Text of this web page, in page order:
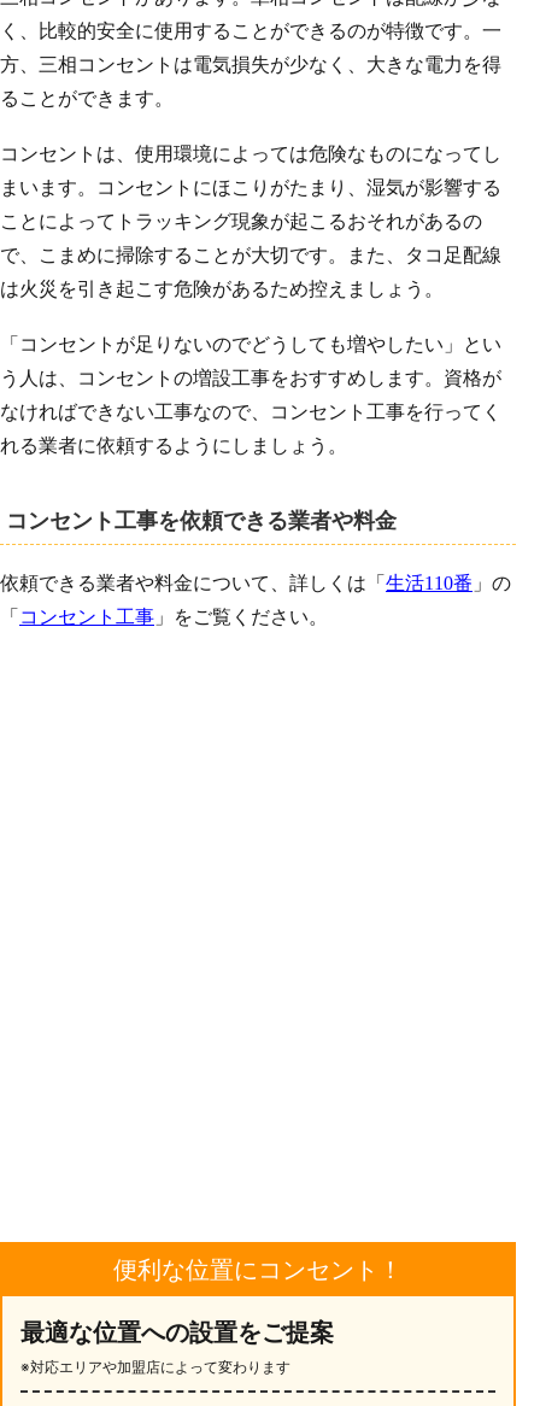
く、比較的安全に使用することができるのが特徴です。一
方、三相コンセントは電気損失が少なく、大きな電力を得
ることができます。
コンセントは、使用環境によっては危険なものになってし
まいます。コンセントにほこりがたまり、湿気が影響する
ことによってトラッキング現象が起こるおそれがあるの
で、こまめに掃除することが大切です。また、タコ足配線
は火災を引き起こす危険があるため控えましょう。
「コンセントが足りないのでどうしても増やしたい」とい
う人は、コンセントの増設工事をおすすめします。資格が
なければできない工事なので、コンセント工事を行ってく
れる業者に依頼するようにしましょう。
コンセント工事を依頼できる業者や料金
依頼できる業者や料金について、詳しくは「 生活110番 」の
「 コンセント工事 」をご覧ください。
便利な位置にコンセント！
最適な位置への設置をご提案
※対応エリアや加盟店によって変わります